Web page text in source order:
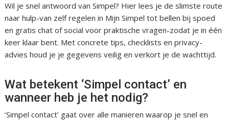
Wil je snel antwoord van Simpel? Hier lees je de slimste route
naar hulp-van zelf regelen in Mijn Simpel tot bellen bij spoed
en gratis chat of social voor praktische vragen-zodat je in één
keer klaar bent. Met concrete tips, checklists en privacy-
advies houd je je gegevens veilig en verkort je de wachttijd.
Wat betekent ‘Simpel contact’ en
wanneer heb je het nodig?
‘Simpel contact’ gaat over alle manieren waarop je snel en